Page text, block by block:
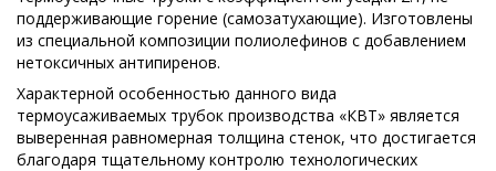
поддерживающие горение (самозатухающие). Изготовлены
из специальной композиции полиолефинов с добавлением
нетоксичных антипиренов.
Характерной особенностью данного вида
термоусаживаемых трубок производства «КВТ» является
выверенная равномерная толщина стенок, что достигается
благодаря тщательному контролю технологических